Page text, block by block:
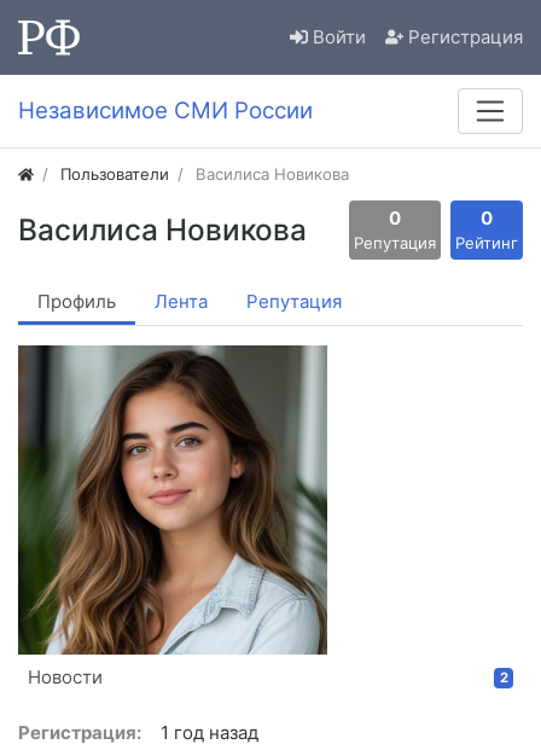
Войти Регистрация
Независимое СМИ России
Пользователи Василиса Новикова
Василиса Новикова 0
Репутация
0
Рейтинг
Профиль Лента Репутация
Новости 2
Регистрация:
1 год назад